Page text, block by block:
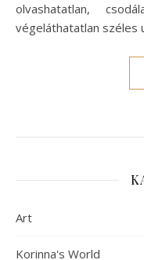
olvashatatlan,
végeláthatatlan széles
Art
Korinna's World